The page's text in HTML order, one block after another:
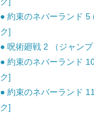
● 約束のネバーランド
ク]
● 呪術廻戦 2 （ジャン
● 約束のネバーランド
ク]
● 約束のネバーランド
ク]